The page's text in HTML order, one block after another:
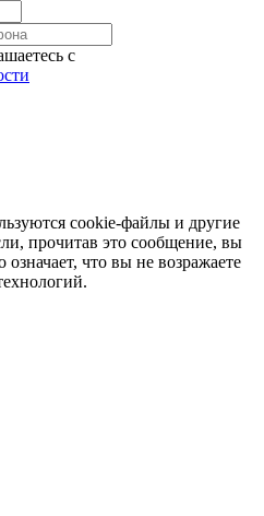
с
cookie-файлы и другие
прочитав это сообщение, вы
означает, что вы не возражаете